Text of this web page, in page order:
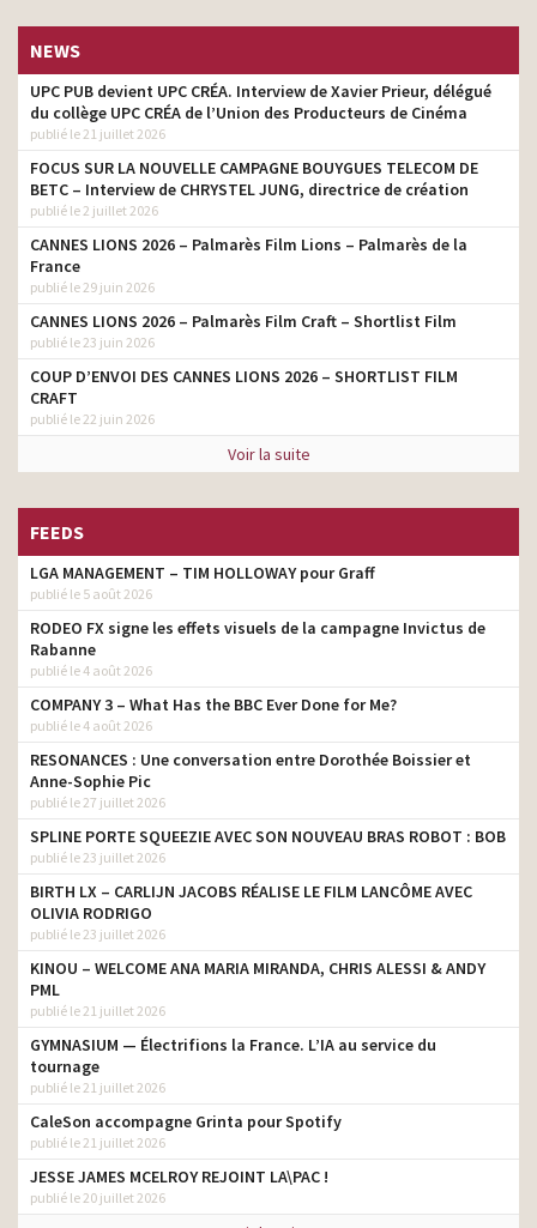
NEWS
UPC PUB devient UPC CRÉA. Interview de Xavier Prieur, délégué
du collège UPC CRÉA de l’Union des Producteurs de Cinéma
publié le 21 juillet 2026
FOCUS SUR LA NOUVELLE CAMPAGNE BOUYGUES TELECOM DE
BETC – Interview de CHRYSTEL JUNG, directrice de création
publié le 2 juillet 2026
CANNES LIONS 2026 – Palmarès Film Lions – Palmarès de la
France
publié le 29 juin 2026
CANNES LIONS 2026 – Palmarès Film Craft – Shortlist Film
publié le 23 juin 2026
COUP D’ENVOI DES CANNES LIONS 2026 – SHORTLIST FILM
CRAFT
publié le 22 juin 2026
Voir la suite
FEEDS
LGA MANAGEMENT – TIM HOLLOWAY pour Graff
publié le 5 août 2026
RODEO FX signe les effets visuels de la campagne Invictus de
Rabanne
publié le 4 août 2026
COMPANY 3 – What Has the BBC Ever Done for Me?
publié le 4 août 2026
RESONANCES : Une conversation entre Dorothée Boissier et
Anne-Sophie Pic
publié le 27 juillet 2026
SPLINE PORTE SQUEEZIE AVEC SON NOUVEAU BRAS ROBOT : BOB
publié le 23 juillet 2026
BIRTH LX – CARLIJN JACOBS RÉALISE LE FILM LANCÔME AVEC
OLIVIA RODRIGO
publié le 23 juillet 2026
KINOU – WELCOME ANA MARIA MIRANDA, CHRIS ALESSI & ANDY
PML
publié le 21 juillet 2026
GYMNASIUM — Électrifions la France. L’IA au service du
tournage
publié le 21 juillet 2026
CaleSon accompagne Grinta pour Spotify
publié le 21 juillet 2026
JESSE JAMES MCELROY REJOINT LA\PAC !
publié le 20 juillet 2026